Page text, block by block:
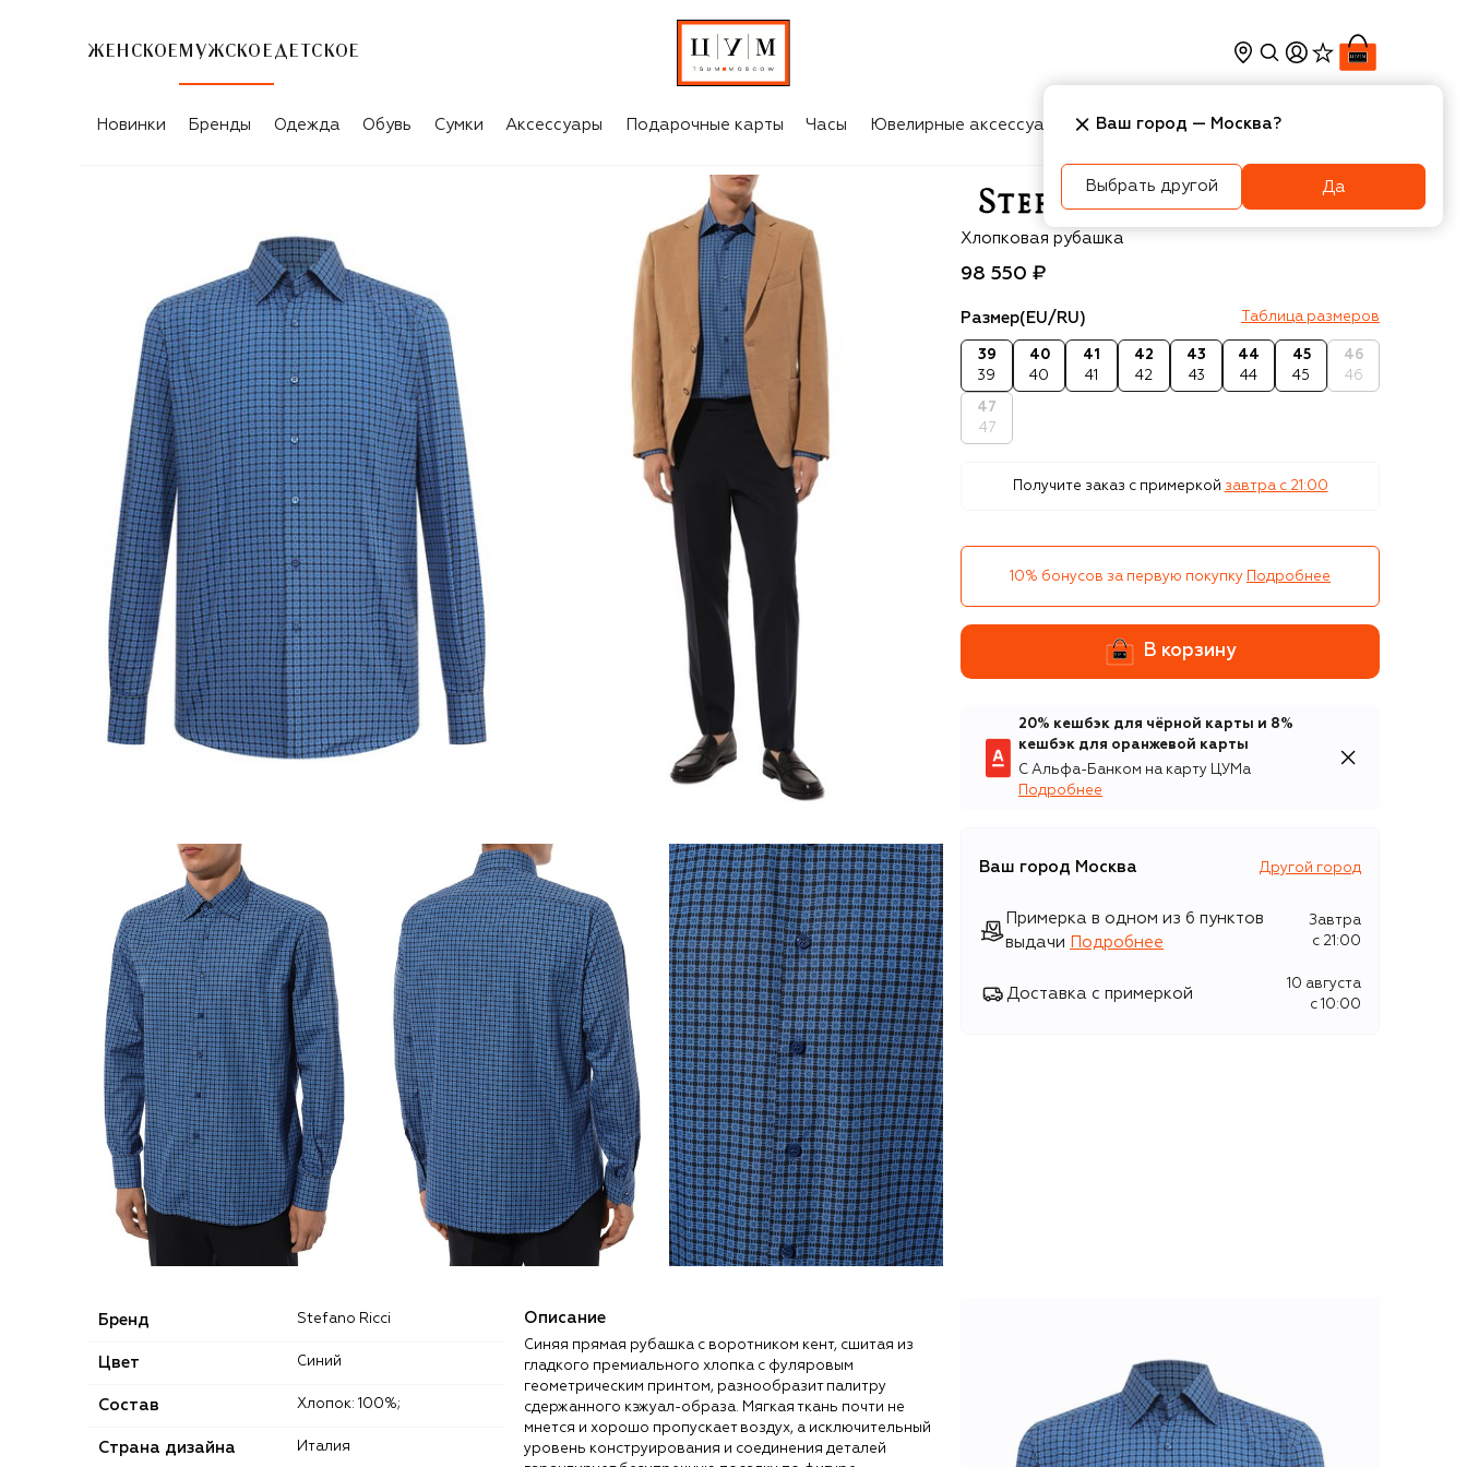
ЖЕНСКОЕ МУЖСКОЕ ДЕТСКОЕ
Новинки Бренды Одежда Обувь Сумки Аксессуары Подарочные карты Часы Ювелирные аксессуары Косметика Интерьер
Stefano Ricci
Хлопковая рубашка
98 550 ₽
Размер(EU/RU) Таблица размеров
39
39
40
40
41
41
42
42
43
43
44
44
45
45
46
46
47
47
Получите заказ с примеркой завтра c 21:00
10% бонусов за первую покупку Подробнее
В корзину
20% кешбэк для чёрной карты и 8%
кешбэк для оранжевой карты
С Альфа-Банком на карту ЦУМа
Подробнее
Ваш город Москва Другой город
Примерка в одном из 6 пунктов
выдачи
Подробнее
Завтра
c 21:00
Доставка с примеркой
10 августа
c 10:00
Бренд Stefano Ricci
Цвет Синий
Состав Хлопок: 100%;
Страна дизайна Италия
Описание
Синяя прямая рубашка с воротником кент, сшитая из
гладкого премиального хлопка с фуляровым
геометрическим принтом, разнообразит палитру
сдержанного кэжуал-образа. Мягкая ткань почти не
мнется и хорошо пропускает воздух, а исключительный
уровень конструирования и соединения деталей
Ваш город — Москва?
Выбрать другой Да